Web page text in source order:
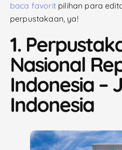
baca favoritpilihan para
perpustakaan, ya!
1.
Nasional
Indonesia –
Indonesia